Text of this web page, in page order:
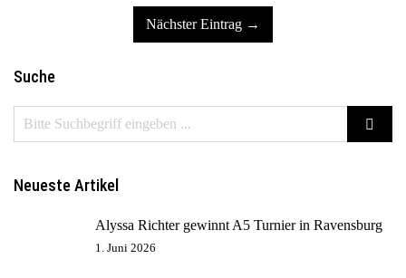
Nächster Eintrag →
Suche
Neueste Artikel
Alyssa Richter gewinnt A5 Turnier in Ravensburg
1. Juni 2026